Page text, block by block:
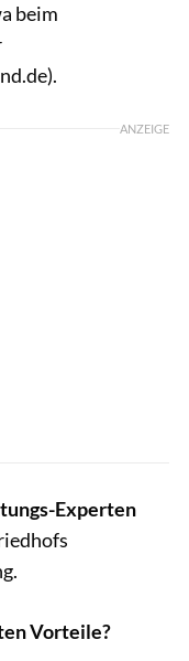
beim
ANZEIGE
Experten
Vorteile?